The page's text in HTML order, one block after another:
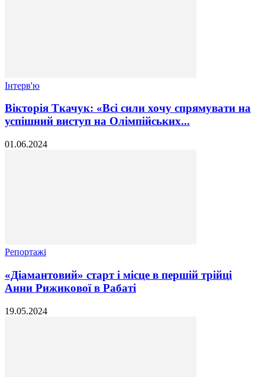
Інтерв'ю
Вікторія Ткачук: «Всі сили хочу спрямувати на
успішний виступ на Олімпійських...
01.06.2024
Репортажі
«Діамантовий» старт і місце в першій трійці
Анни Рижикової в Рабаті
19.05.2024